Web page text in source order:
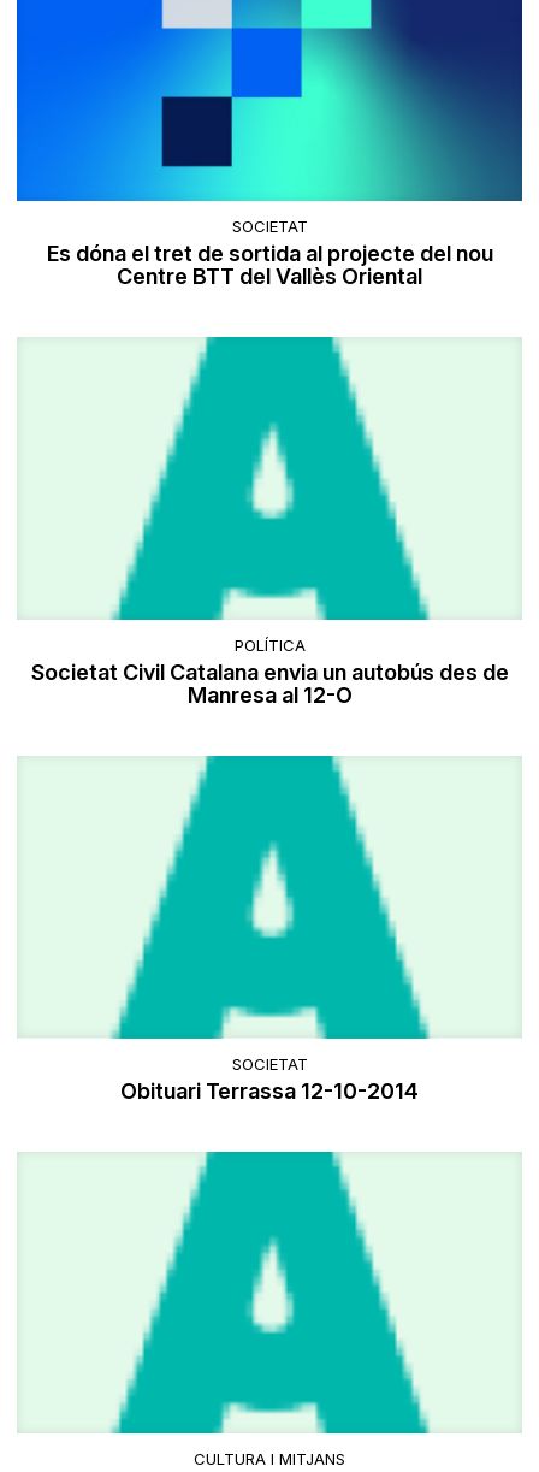
SOCIETAT
Es dóna el tret de sortida al projecte del nou
Centre BTT del Vallès Oriental
POLÍTICA
Societat Civil Catalana envia un autobús des de
Manresa al 12-O
SOCIETAT
Obituari Terrassa 12-10-2014
CULTURA I MITJANS